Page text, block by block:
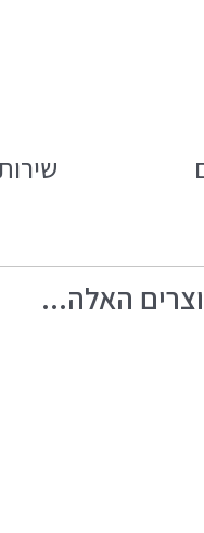
האלה...